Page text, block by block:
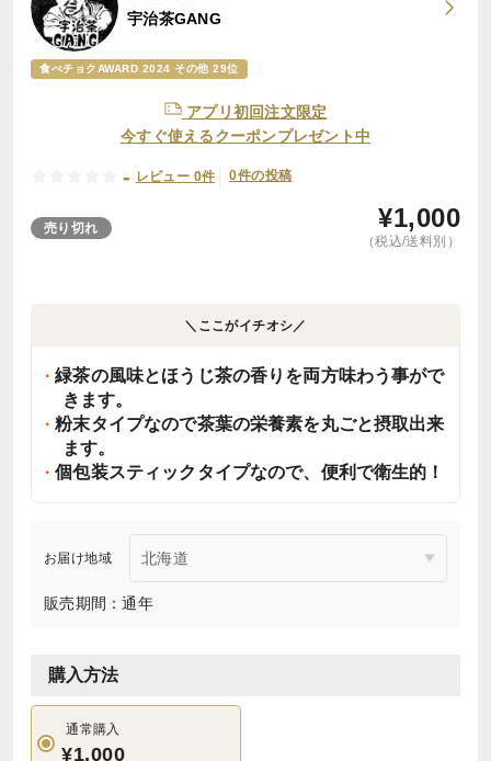
宇治茶GANG
食べチョクAWARD 2024 その他 29位
アプリ初回注文限定
今すぐ使えるクーポンプレゼント中
- レビュー 0件 0件の投稿
売り切れ ¥1,000
（税込/送料別）
＼ここがイチオシ／
緑茶の風味とほうじ茶の香りを両方味わう事がで
きます。
粉末タイプなので茶葉の栄養素を丸ごと摂取出来
ます。
個包装スティックタイプなので、便利で衛生的！
お届け地域
販売期間：通年
購入方法
通常購入
¥1,000